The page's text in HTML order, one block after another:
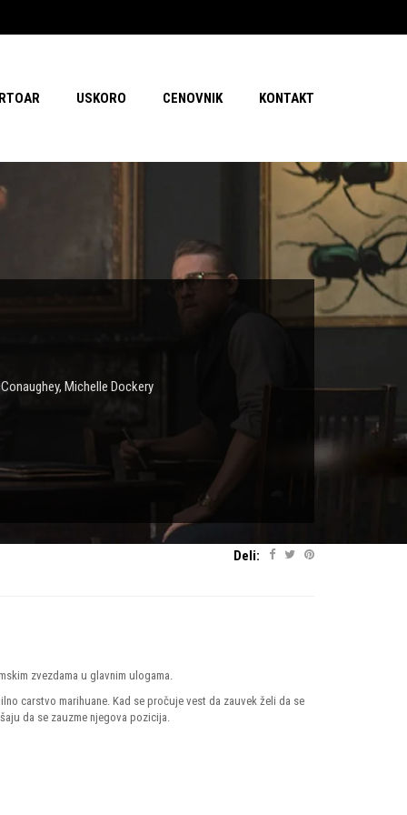
USKORO CENOVNIK KONTAKT
, Michelle Dockery
Deli:
zvezdama u glavnim ulogama.
carstvo marihuane. Kad se pročuje vest da zauvek želi da se
da se zauzme njegova pozicija.